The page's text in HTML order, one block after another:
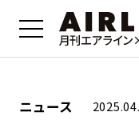
ニュース